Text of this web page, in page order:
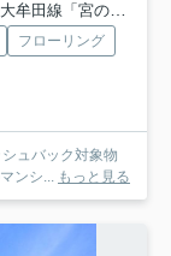
線「宮の陣」駅 徒歩35分
フローリング
ュバック対象物
ンシ... もっと見る